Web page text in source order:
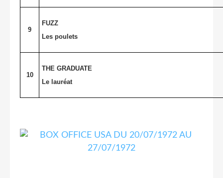
9
FUZZ
Les poulets
10
THE GRADUATE
Le lauréat